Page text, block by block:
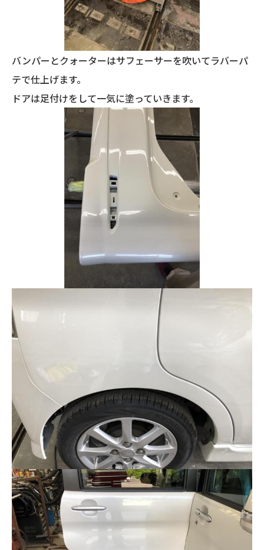
バンパーとクォーターはサフェーサーを吹いてラバーパ
テで仕上げます。
ドアは足付けをして一気に塗っていきます。